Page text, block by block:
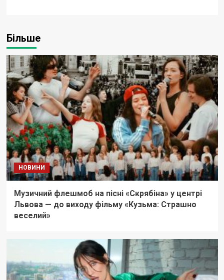
Більше
НОВИНИ
Музичний флешмоб на пісні «Скрябіна» у центрі
Львова — до виходу фільму «Кузьма: Страшно
веселий»